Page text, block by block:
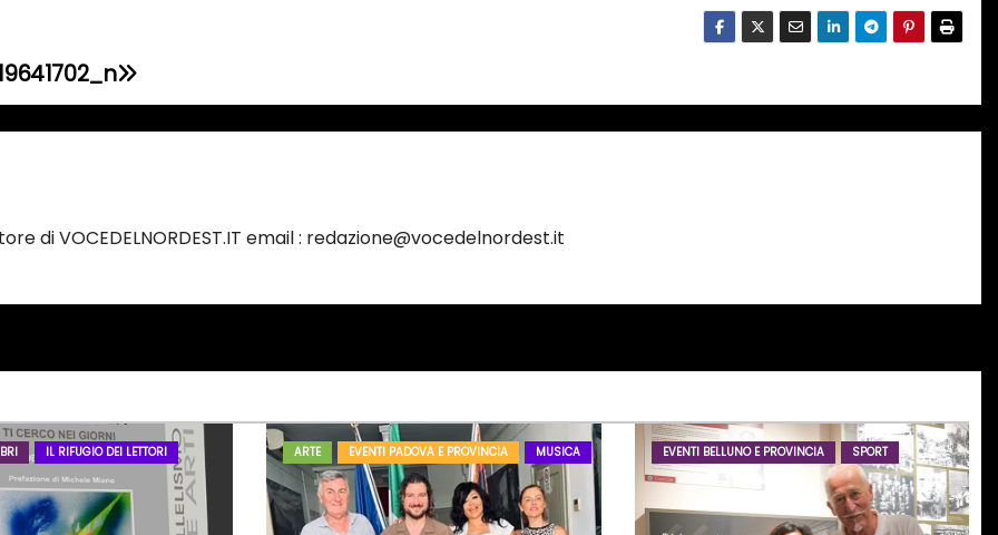
di VOCEDELNORDEST.IT email : redazione@vocedelnordest.it
IL RIFUGIO DEI LETTORI ARTE EVENTI PADOVA E PROVINCIA MUSICA EVENTI BELLUNO E PROVINCIA SPORT